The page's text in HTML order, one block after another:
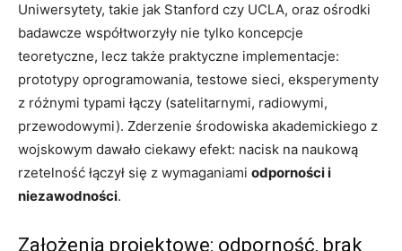
Uniwersytety, takie jak Stanford czy UCLA, oraz ośrodki
badawcze współtworzyły nie tylko koncepcje
teoretyczne, lecz także praktyczne implementacje:
prototypy oprogramowania, testowe sieci, eksperymenty
z różnymi typami łączy (satelitarnymi, radiowymi,
przewodowymi). Zderzenie środowiska akademickiego z
wojskowym dawało ciekawy efekt: nacisk na naukową
rzetelność łączył się z wymaganiami odporności i
niezawodności.
Założenia projektowe: odporność, brak